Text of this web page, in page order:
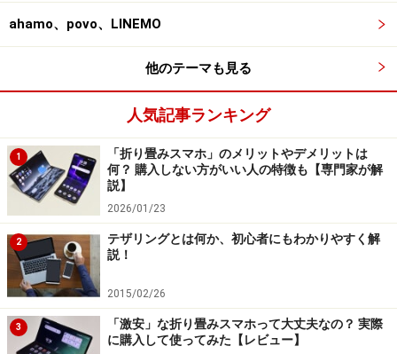
テーマアイコンを適用できるようになりました。
メディア再生デザイン
メディア再生
通知画面に表示される今再生中の曲や動画をコントロー
ルできるパネルに、カバーアートが表示できるようにな
りました。
ahamo、povo、LINEMO
他のテーマも見る
人気記事ランキング
1
「折り畳みスマホ」のメリットやデメリットは
何？ 購入しない方がいい人の特徴も【専門家が解
説】
2026/01/23
2
テザリングとは何か、初心者にもわかりやすく解
説！
2015/02/26
3
「激安」な折り畳みスマホって大丈夫なの？ 実際
に購入して使ってみた【レビュー】